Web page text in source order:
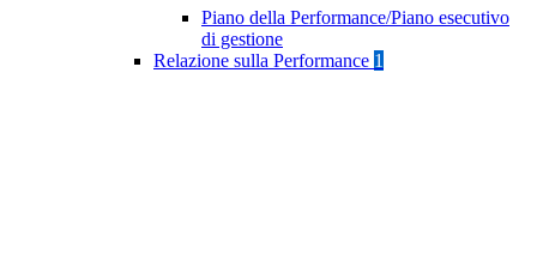
Piano della Performance/Piano esecutivo
di gestione
Relazione sulla Performance 1